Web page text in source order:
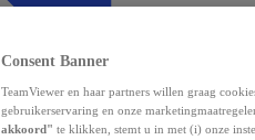
Consent Banner
TeamViewer en haar partners willen graag
gebruikerservaring en onze
akkoord" te klikken, stemt u in met (i) onze